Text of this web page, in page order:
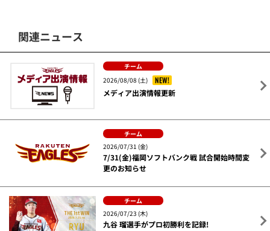
関連ニュース
チーム
2026/08/08 (土)
NEW!
メディア出演情報更新
チーム
2026/07/31 (金)
7/31(金)福岡ソフトバンク戦 試合開始時間変
更のお知らせ
チーム
2026/07/23 (木)
九谷 瑠選手がプロ初勝利を記録!